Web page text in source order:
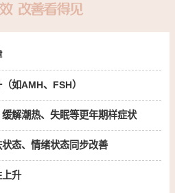
改善看得见
如AMH、FSH）
解潮热、失眠等更年期样症状
态、情绪状态同步改善
上升